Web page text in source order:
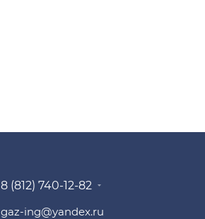
8 (812) 740-12-82
gaz-ing@yandex.ru